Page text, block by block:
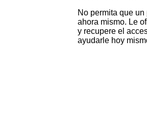
No permita que
ahora mismo. Le
y recupere el
ayudarle hoy